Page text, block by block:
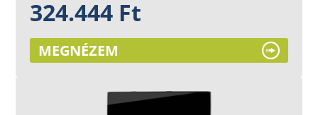
324.444 Ft
MEGNÉZEM